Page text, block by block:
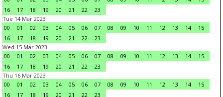
16
17 18 19 20 21 22
23
Tue 14 Mar 2023
00
01 02 03 04 05 06 07 08 09 10 11 12 13 14
15
16
17 18 19 20 21 22
23
Wed 15 Mar 2023
00
01 02 03 04 05 06 07 08 09 10 11 12 13 14
15
16
17 18 19 20 21 22
23
Thu 16 Mar 2023
00
01 02 03 04 05 06 07 08 09 10 11 12 13 14
15
16
17 18 19 20 21 22
23